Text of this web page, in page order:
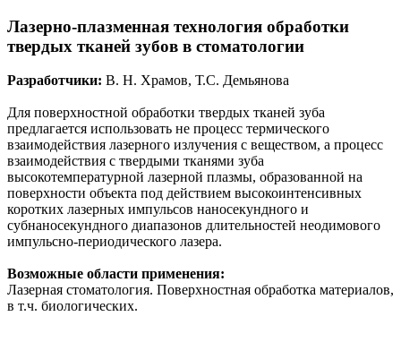
Лазерно-плазменная технология обработки
твердых тканей зубов в стоматологии
Разработчики: В. Н. Храмов, Т.С. Демьянова
Для поверхностной обработки твердых тканей зуба
предлагается использовать не процесс термического
взаимодействия лазерного излучения с веществом, а процесс
взаимодействия с твердыми тканями зуба
высокотемпературной лазерной плазмы, образованной на
поверхности объекта под действием высокоинтенсивных
коротких лазерных импульсов наносекундного и
субнаносекундного диапазонов длительностей неодимового
импульсно-периодического лазера.
Возможные области применения:
Лазерная стоматология. Поверхностная обработка материалов,
в т.ч. биологических.